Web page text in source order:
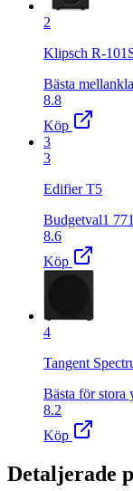
2
Klipsch R-
Bästa
8.8
Köp
3
3
Edifier T5
Budgetval1 771
8.6
Köp
4
Tangent
Bästa för stora
8.2
Köp
Detaljerade